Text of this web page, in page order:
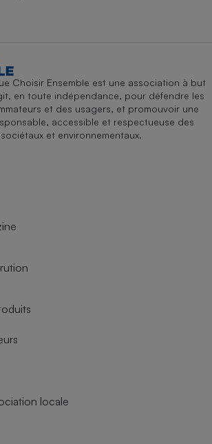
Choisir Ensemble est une association à but
en toute indépendance, pour défendre les
et des usagers, et promouvoir une
accessible et respectueuse des
et environnementaux.
locale